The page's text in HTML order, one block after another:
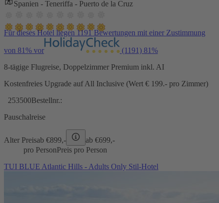
Spanien - Teneriffa - Puerto de la Cruz
Für dieses Hotel liegen 1191 Bewertungen mit einer Zustimmung
von 81% vor (1191) 81%
8-tägige Flugreise, Doppelzimmer Premium inkl. AI
Kostenfreies Upgrade auf All Inclusive (Wert € 199.- pro Zimmer)
253500Bestellnr.:
Pauschalreise
Alter Preisab €899,- ab €699,-
pro PersonPreis pro Person
TUI BLUE Atlantic Hills - Adults Only Stil-Hotel